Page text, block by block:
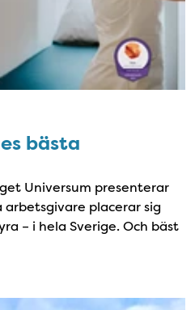
bästa
Universum presenterar
arbetsgivare placerar sig
– i hela Sverige. Och bäst